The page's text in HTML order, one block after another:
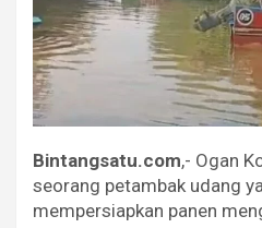
Bintangsatu.com,- Ogan
seorang petambak udang
mempersiapkan panen